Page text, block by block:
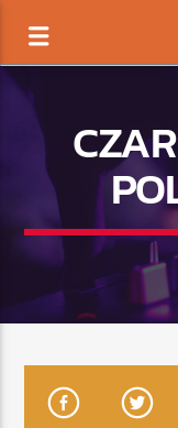
TERAZ GRAMY